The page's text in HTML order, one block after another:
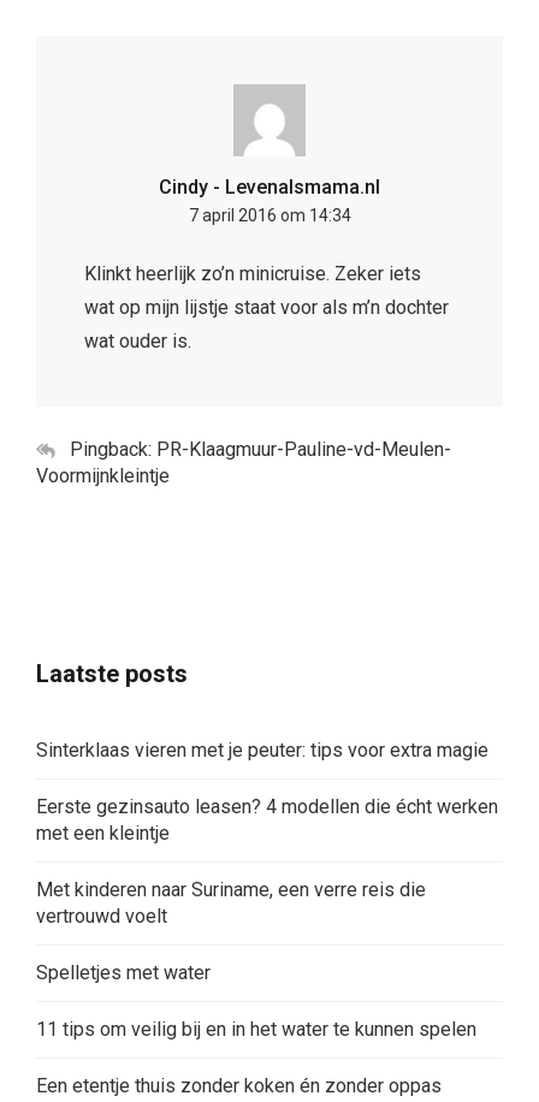
Cindy - Levenalsmama.nl
7 april 2016 om 14:34
Klinkt heerlijk zo’n minicruise. Zeker iets
wat op mijn lijstje staat voor als m’n dochter
wat ouder is.
Pingback: PR-Klaagmuur-Pauline-vd-Meulen-
Voormijnkleintje
Laatste posts
Sinterklaas vieren met je peuter: tips voor extra magie
Eerste gezinsauto leasen? 4 modellen die écht werken
met een kleintje
Met kinderen naar Suriname, een verre reis die
vertrouwd voelt
Spelletjes met water
11 tips om veilig bij en in het water te kunnen spelen
Een etentje thuis zonder koken én zonder oppas